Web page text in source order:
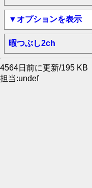
▼オプションを表示
暇つぶし2ch
4564日前に更新/195 KB
担当:undef